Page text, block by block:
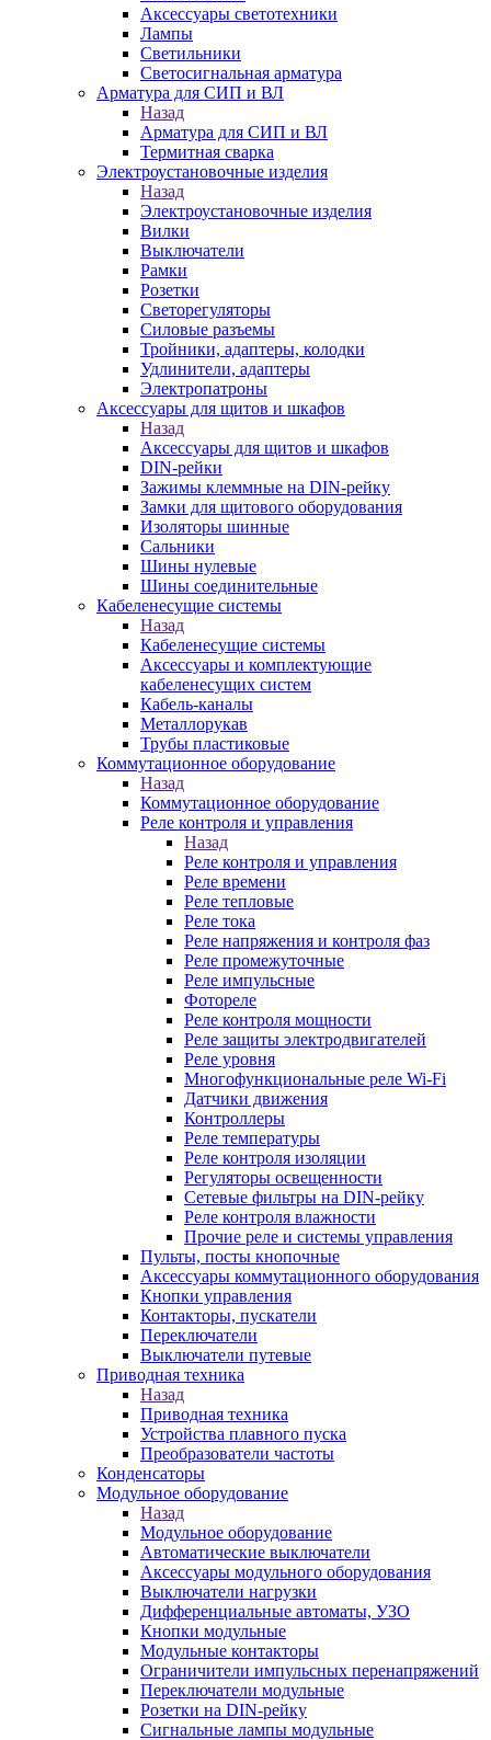
Аксессуары светотехники
Лампы
Светильники
Светосигнальная арматура
Арматура для СИП и ВЛ
Назад
Арматура для СИП и ВЛ
Термитная сварка
Электроустановочные изделия
Назад
Электроустановочные изделия
Вилки
Выключатели
Рамки
Розетки
Светорегуляторы
Силовые разъемы
Тройники, адаптеры, колодки
Удлинители, адаптеры
Электропатроны
Аксессуары для щитов и шкафов
Назад
Аксессуары для щитов и шкафов
DIN-рейки
Зажимы клеммные на DIN-рейку
Замки для щитового оборудования
Изоляторы шинные
Сальники
Шины нулевые
Шины соединительные
Кабеленесущие системы
Назад
Кабеленесущие системы
Аксессуары и комплектующие
кабеленесущих систем
Кабель-каналы
Металлорукав
Трубы пластиковые
Коммутационное оборудование
Назад
Коммутационное оборудование
Реле контроля и управления
Назад
Реле контроля и управления
Реле времени
Реле тепловые
Реле тока
Реле напряжения и контроля фаз
Реле промежуточные
Реле импульсные
Фотореле
Реле контроля мощности
Реле защиты электродвигателей
Реле уровня
Многофункциональные реле Wi-Fi
Датчики движения
Контроллеры
Реле температуры
Реле контроля изоляции
Регуляторы освещенности
Сетевые фильтры на DIN-рейку
Реле контроля влажности
Прочие реле и системы управления
Пульты, посты кнопочные
Аксессуары коммутационного оборудования
Кнопки управления
Контакторы, пускатели
Переключатели
Выключатели путевые
Приводная техника
Назад
Приводная техника
Устройства плавного пуска
Преобразователи частоты
Конденсаторы
Модульное оборудование
Назад
Модульное оборудование
Автоматические выключатели
Аксессуары модульного оборудования
Выключатели нагрузки
Дифференциальные автоматы, УЗО
Кнопки модульные
Модульные контакторы
Ограничители импульсных перенапряжений
Переключатели модульные
Розетки на DIN-рейку
Сигнальные лампы модульные